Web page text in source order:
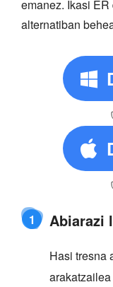
emanez. Ikasi
alternatiban
1 Abiarazi
Hasi tresna